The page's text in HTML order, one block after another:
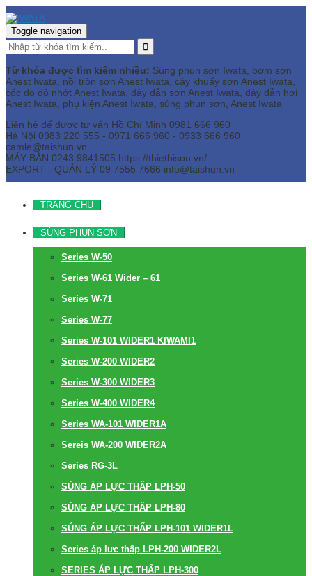
Toggle navigation
Từ khóa được tìm kiếm nhiều: Súng phun sơn Iwata, bơm sơn
Anest Iwata, nồi trộn sơn Anest Iwata, cây khuấy sơn Anest Iwata,
cốc đo độ nhớt Anest Iwata, dây dẫn sơn Anest Iwata, dây dẫn hơi
Anest Iwata, phụ kiện Anest Iwata, súng phun sơn, Anest Iwata
Liên hệ để được tư vấn Hồ Chí Minh 0981 666 960
Hà Nội 0983 220 555 - 0971 666 960 - 0933 666 960
camle@taishun.vn
MÁY BÀN 0243 9841505 https://thietbison.vn/
EXPORT - QUẢN LÝ 09 7555 7666 info@taishun.vn
TRANG CHỦ
SÚNG PHUN SƠN
Series W-50
Series W-61 Wider – 61
Series W-71
Series W-77
Series W-101 WIDER1 KIWAMI1
Series W-200 WIDER2
Series W-300 WIDER3
Series W-400 WIDER4
Series WA-101 WIDER1A
Sereis WA-200 WIDER2A
Series RG-3L
SÚNG ÁP LỰC THẤP LPH-50
SÚNG ÁP LỰC THẤP LPH-80
SÚNG ÁP LỰC THẤP LPH-101 WIDER1L
Series áp lực thấp LPH-200 WIDER2L
SERIES ÁP LỰC THẤP LPH-300